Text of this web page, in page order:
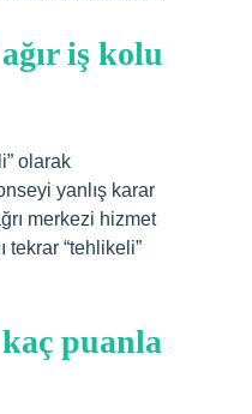
iş kolu
olarak
yanlış karar
merkezi hizmet
tekrar “tehlikeli”
puanla